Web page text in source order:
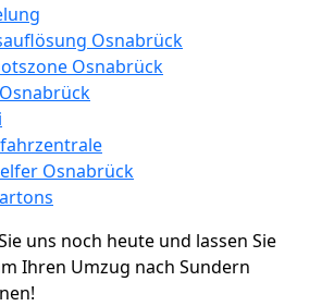
Osnabrück
Osnabrück
Osnabrück
uns noch heute und lassen Sie
Ihren Umzug nach Sundern